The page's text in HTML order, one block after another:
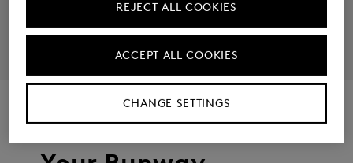
Make the Streets
CHANGE SETTINGS
REJECT ALL COOKIES
ACCEPT ALL COOKIES